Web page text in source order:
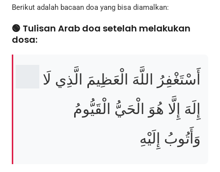
Berikut adalah bacaan doa yang bisa diamalkan:
🟢 Tulisan Arab doa setelah melakukan
dosa:
أَسْتَغْفِرُ اللَّهَ الْعَظِيمَ الَّذِي لَا
إِلَهَ إِلَّا هُوَ الْحَيُّ الْقَيُّومُ
وَأَتُوبُ إِلَيْهِ